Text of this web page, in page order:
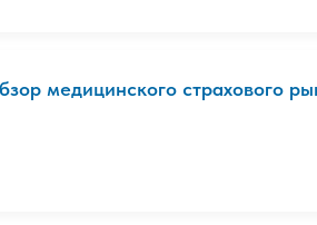
медицинского страхового